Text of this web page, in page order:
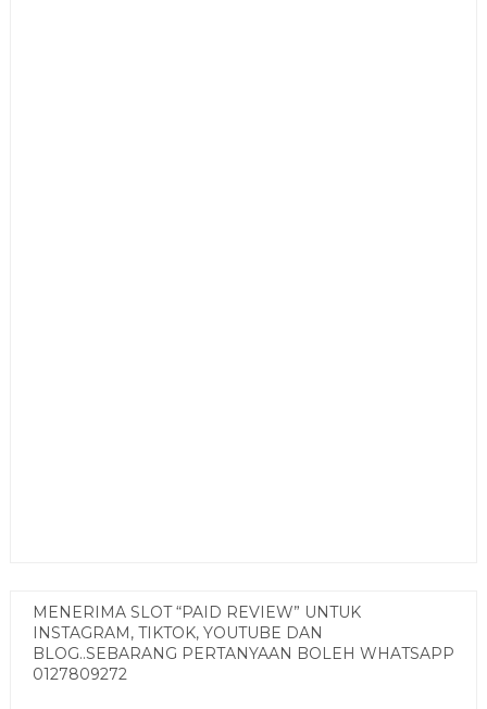
MENERIMA SLOT “PAID REVIEW” UNTUK
INSTAGRAM, TIKTOK, YOUTUBE DAN
BLOG..SEBARANG PERTANYAAN BOLEH WHATSAPP
0127809272